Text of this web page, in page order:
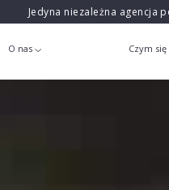
Jedyna niezależna agencja
O nas Czym